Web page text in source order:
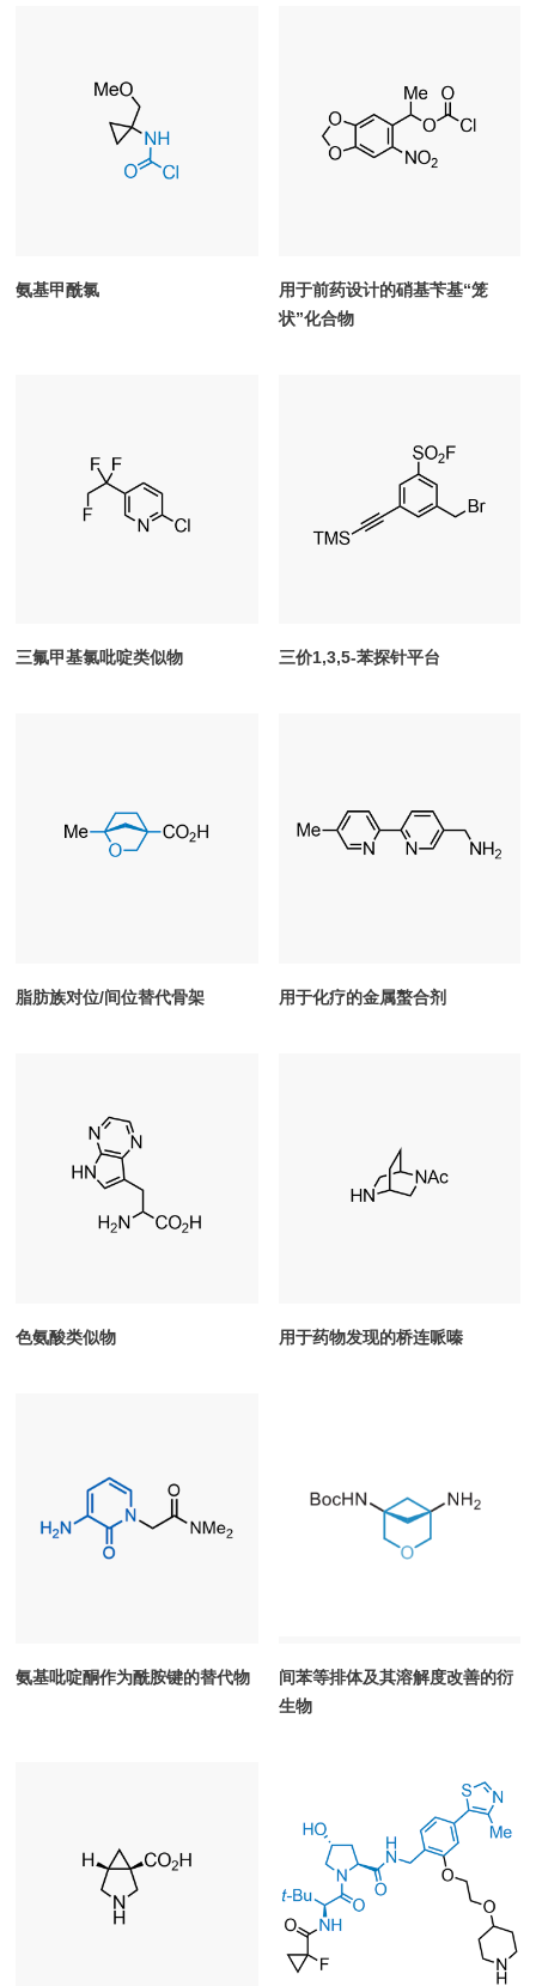
氨基甲酰氯
用于前药设计的硝基苄基“笼
状”化合物
三氟甲基氯吡啶类似物 三价1,3,5-苯探针平台
脂肪族对位/间位替代骨架 用于化疗的金属螯合剂
色氨酸类似物 用于药物发现的桥连哌嗪
氨基吡啶酮作为酰胺键的替代物
间苯等排体及其溶解度改善的衍
生物